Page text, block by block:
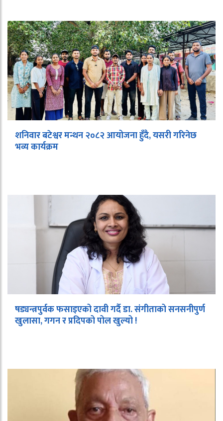
शनिवार बटेश्वर मन्थन २०८२ आयोजना हुँदै, यसरी गरिनेछ
भव्य कार्यक्रम
षड्यन्त्रपुर्वक फसाइएको दावी गर्दै डा. संगीताको सनसनीपुर्ण
खुलासा, गगन र प्रदिपको पोल खुल्यो !